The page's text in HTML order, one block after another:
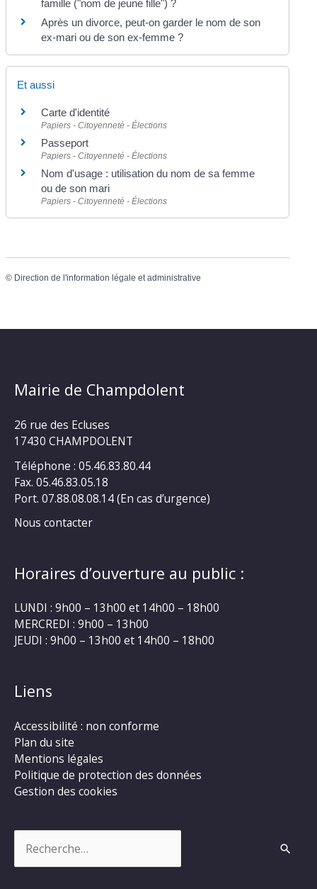
famille ("nom de jeune fille") ?
Après un divorce, peut-on garder le nom de son
ex-mari ou de son ex-femme ?
Et aussi
Carte d'identité
Papiers - Citoyenneté - Élections
Passeport
Papiers - Citoyenneté - Élections
Nom d'usage : utilisation du nom de sa femme
ou de son mari
Papiers - Citoyenneté - Élections
© Direction de l'information légale et administrative
Mairie de Champdolent
26 rue des Ecluses
17430 CHAMPDOLENT
Téléphone : 05.46.83.80.44
Fax. 05.46.83.05.18
Port. 07.88.08.08.14 (En cas d’urgence)
Nous contacter
Horaires d’ouverture au public :
LUNDI : 9h00 – 13h00 et 14h00 – 18h00
MERCREDI : 9h00 – 13h00
JEUDI : 9h00 – 13h00 et 14h00 – 18h00
Liens
Accessibilité : non conforme
Plan du site
Mentions légales
Politique de protection des données
Gestion des cookies